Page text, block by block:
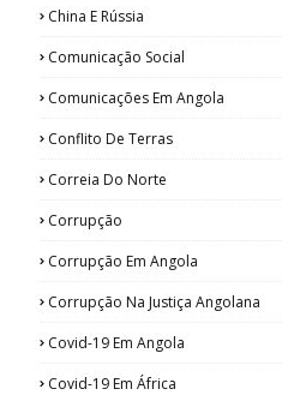
China E Rússia
Comunicação Social
Comunicações Em Angola
Conflito De Terras
Correia Do Norte
Corrupção
Corrupção Em Angola
Corrupção Na Justiça Angolana
Covid-19 Em Angola
Covid-19 Em África